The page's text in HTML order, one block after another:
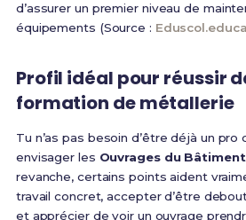
d’assurer un premier niveau de
équipements (Source :
Profil idéal pour réussir
formation de métallerie
Tu n’as pas besoin d’être déjà un pro
envisager les Ouvrages du
revanche, certains points aident
travail concret, accepter d’être
et apprécier de voir un ouvrage